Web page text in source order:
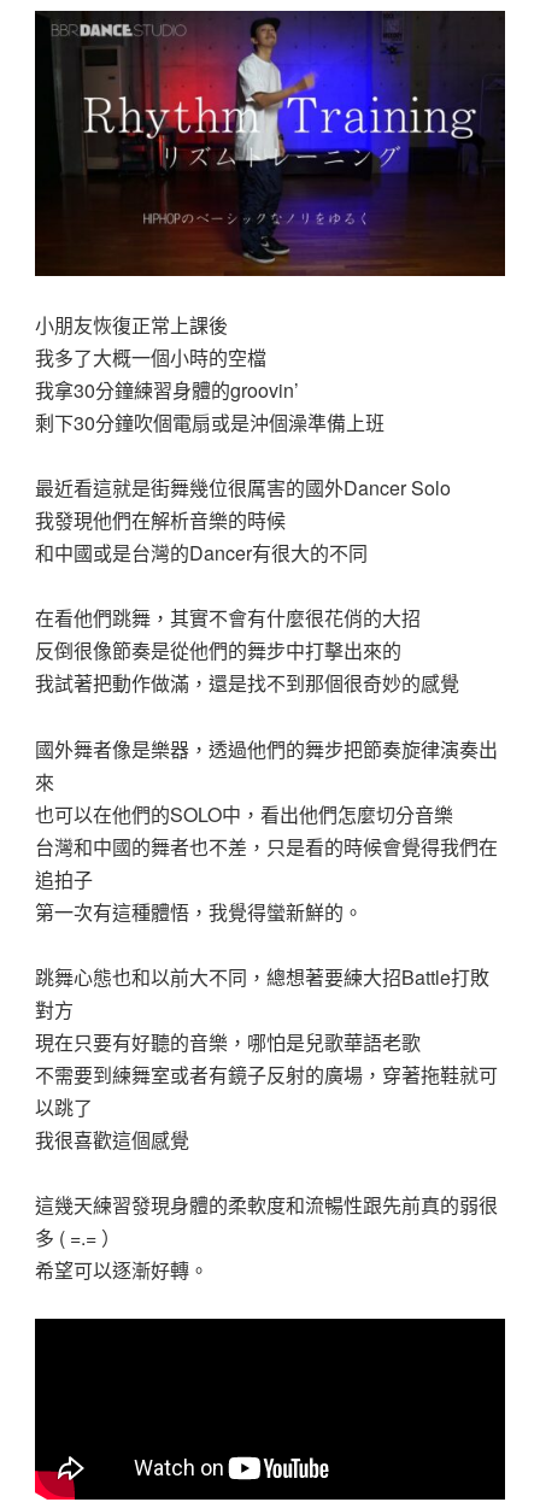
小朋友恢復正常上課後
我多了大概一個小時的空檔
我拿30分鐘練習身體的groovin’
剩下30分鐘吹個電扇或是沖個澡準備上班
最近看這就是街舞幾位很厲害的國外Dancer Solo
我發現他們在解析音樂的時候
和中國或是台灣的Dancer有很大的不同
在看他們跳舞，其實不會有什麼很花俏的大招
反倒很像節奏是從他們的舞步中打擊出來的
我試著把動作做滿，還是找不到那個很奇妙的感覺
國外舞者像是樂器，透過他們的舞步把節奏旋律演奏出
來
也可以在他們的SOLO中，看出他們怎麼切分音樂
台灣和中國的舞者也不差，只是看的時候會覺得我們在
追拍子
第一次有這種體悟，我覺得蠻新鮮的。
跳舞心態也和以前大不同，總想著要練大招Battle打敗
對方
現在只要有好聽的音樂，哪怕是兒歌華語老歌
不需要到練舞室或者有鏡子反射的廣場，穿著拖鞋就可
以跳了
我很喜歡這個感覺
這幾天練習發現身體的柔軟度和流暢性跟先前真的弱很
多 ( =.= ）
希望可以逐漸好轉。